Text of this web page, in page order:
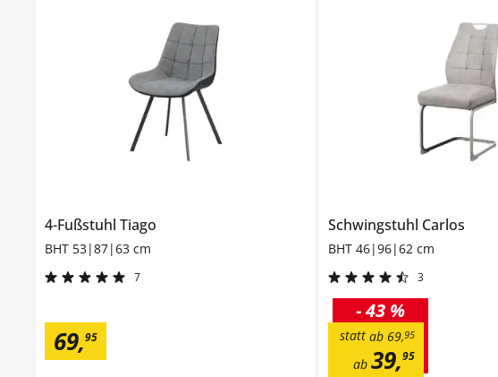
4-FußstuhlTiago
BHT 53|87|63 cm
7
69,95
Schwingstuhl Carlos
BHT 46|96|62 cm
3
ab 39,95
ab 69,95
statt
- 43 %